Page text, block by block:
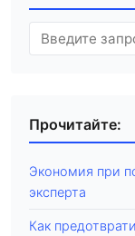
Прочитайте:
Экономия при
эксперта
Как